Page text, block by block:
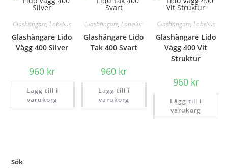
Glashängare,Lobelius
Glashängare Lido
Vägg 400 Silver
960 kr
Lägg till i
varukorg
Glashängare,Lobelius
Glashängare Lido
Tak 400 Svart
960 kr
Lägg till i
varukorg
Glashängare, Lobelius
Glashängare Lido
Vägg 400 Vit
Struktur
960 kr
Lägg till i
varukorg
Sök